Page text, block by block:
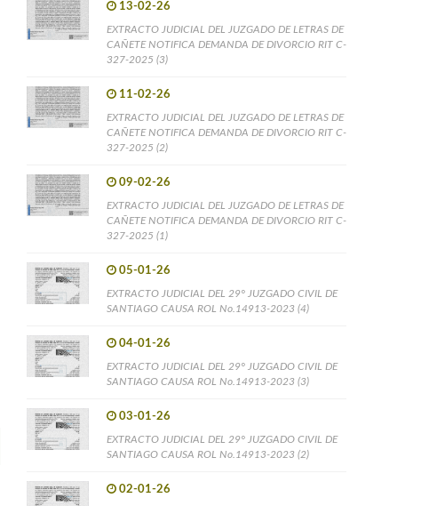
13-02-26
EXTRACTO JUDICIAL DEL JUZGADO DE LETRAS DE
CAÑETE NOTIFICA DEMANDA DE DIVORCIO RIT C-
327-2025 (3)
11-02-26
EXTRACTO JUDICIAL DEL JUZGADO DE LETRAS DE
CAÑETE NOTIFICA DEMANDA DE DIVORCIO RIT C-
327-2025 (2)
09-02-26
EXTRACTO JUDICIAL DEL JUZGADO DE LETRAS DE
CAÑETE NOTIFICA DEMANDA DE DIVORCIO RIT C-
327-2025 (1)
05-01-26
EXTRACTO JUDICIAL DEL 29° JUZGADO CIVIL DE
SANTIAGO CAUSA ROL No.14913-2023 (4)
04-01-26
EXTRACTO JUDICIAL DEL 29° JUZGADO CIVIL DE
SANTIAGO CAUSA ROL No.14913-2023 (3)
03-01-26
EXTRACTO JUDICIAL DEL 29° JUZGADO CIVIL DE
SANTIAGO CAUSA ROL No.14913-2023 (2)
02-01-26